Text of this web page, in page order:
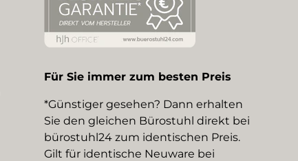
Für Sie immer zum besten Preis
*Günstiger gesehen? Dann erhalten
Sie den gleichen Bürostuhl direkt bei
bürostuhl24 zum identischen Preis.
Gilt für identische Neuware bei